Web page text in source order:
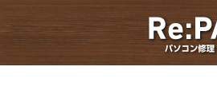
to
content